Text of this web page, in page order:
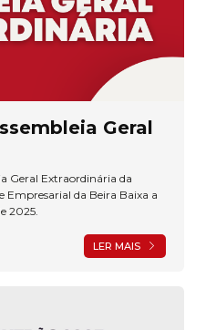
Geral
Geral Extraordinária da
Empresarial da Beira Baixa a
2025.
LER MAIS